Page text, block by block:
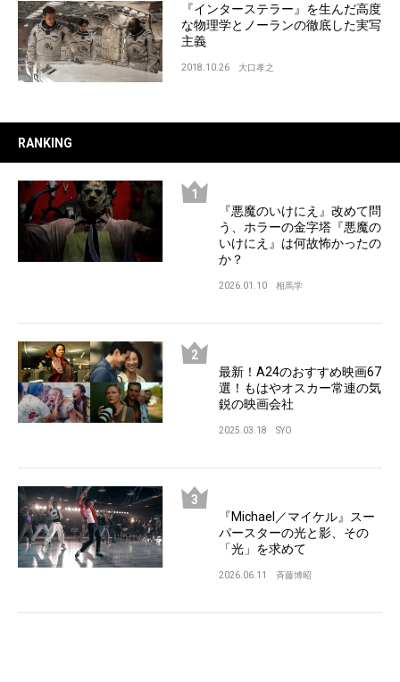
『インターステラー』を生んだ高度
な物理学とノーランの徹底した実写
主義
2018.10.26 大口孝之
RANKING
『悪魔のいけにえ』改めて問
う、ホラーの金字塔『悪魔の
いけにえ』は何故怖かったの
か？
2026.01.10 相馬学
最新！A24のおすすめ映画67
選！もはやオスカー常連の気
鋭の映画会社
2025.03.18 SYO
『Michael／マイケル』スー
パースターの光と影、その
「光」を求めて
2026.06.11 斉藤博昭